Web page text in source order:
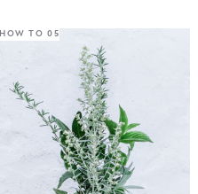
HOW TO 05